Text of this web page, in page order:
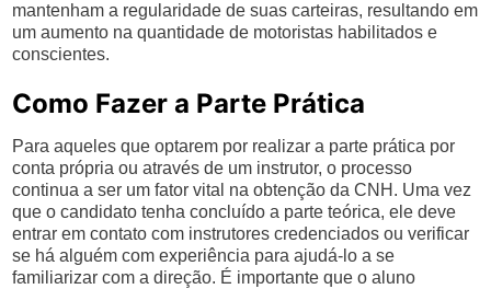
mantenham a regularidade de suas carteiras, resultando em
um aumento na quantidade de motoristas habilitados e
conscientes.
Como Fazer a Parte Prática
Para aqueles que optarem por realizar a parte prática por
conta própria ou através de um instrutor, o processo
continua a ser um fator vital na obtenção da CNH. Uma vez
que o candidato tenha concluído a parte teórica, ele deve
entrar em contato com instrutores credenciados ou verificar
se há alguém com experiência para ajudá-lo a se
familiarizar com a direção. É importante que o aluno